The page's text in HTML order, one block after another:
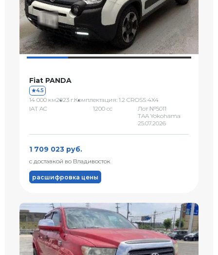
Fiat PANDA
4.5
14 000 км2023 г.Комплектация: 1.2 CROSS 4X4
IAT AC
1200 сс
Лот №5011
TAA Yokohama
25.07.2026
1 709 023 руб.
с доставкой во Владивосток
расшифровка цены